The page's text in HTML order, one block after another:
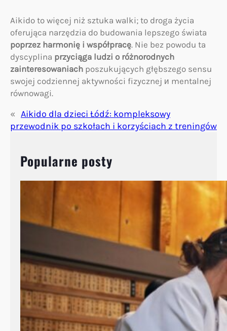
Aikido to więcej niż sztuka walki; to droga życia
oferująca narzędzia do budowania lepszego świata
poprzez harmonię i współpracę. Nie bez powodu ta
dyscyplina przyciąga ludzi o różnorodnych
zainteresowaniach poszukujących głębszego sensu
swojej codziennej aktywności fizycznej и mentalnej
równowagi.
« Aikido dla dzieci Łódź: kompleksowy
przewodnik po szkołach i korzyściach z treningów
Popularne posty